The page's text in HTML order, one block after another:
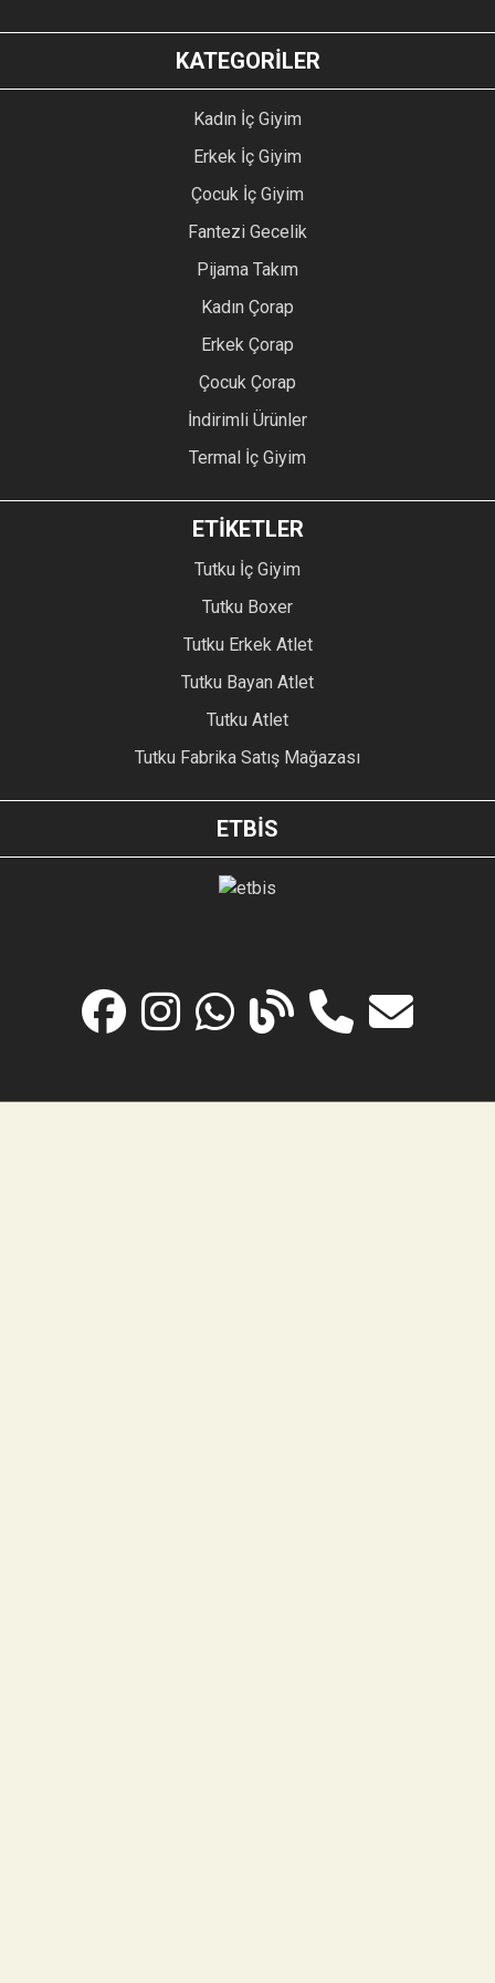
KATEGORİLER
Kadın İç Giyim
Erkek İç Giyim
Çocuk İç Giyim
Fantezi Gecelik
Pijama Takım
Kadın Çorap
Erkek Çorap
Çocuk Çorap
İndirimli Ürünler
Termal İç Giyim
ETİKETLER
Tutku İç Giyim
Tutku Boxer
Tutku Erkek Atlet
Tutku Bayan Atlet
Tutku Atlet
Tutku Fabrika Satış Mağazası
ETBİS